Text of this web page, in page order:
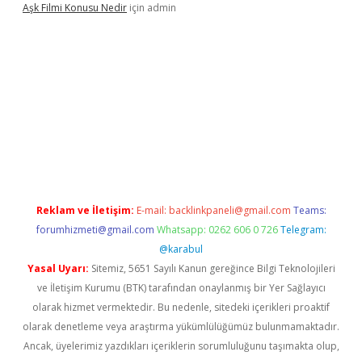
Aşk Filmi Konusu Nedir için admin
Reklam ve İletişim: E-mail: backlinkpaneli@gmail.com Teams:
forumhizmeti@gmail.com Whatsapp: 0262 606 0 726 Telegram:
@karabul
Yasal Uyarı: Sitemiz, 5651 Sayılı Kanun gereğince Bilgi Teknolojileri
ve İletişim Kurumu (BTK) tarafından onaylanmış bir Yer Sağlayıcı
olarak hizmet vermektedir. Bu nedenle, sitedeki içerikleri proaktif
olarak denetleme veya araştırma yükümlülüğümüz bulunmamaktadır.
Ancak, üyelerimiz yazdıkları içeriklerin sorumluluğunu taşımakta olup,